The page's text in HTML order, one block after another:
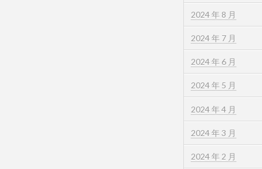
2024 年 8 月
2024 年 7 月
2024 年 6 月
2024 年 5 月
2024 年 4 月
2024 年 3 月
2024 年 2 月